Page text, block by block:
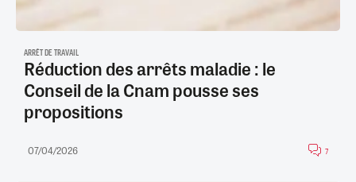
ARRÊT DE TRAVAIL
Réduction des arrêts maladie : le
Conseil de la Cnam pousse ses
propositions
07/04/2026 7